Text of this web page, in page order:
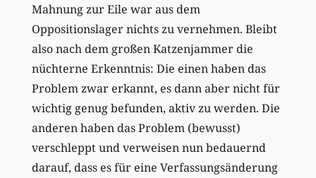
Mahnung zur Eile war aus dem
Oppositionslager nichts zu vernehmen. Bleibt
also nach dem großen Katzenjammer die
nüchterne Erkenntnis: Die einen haben das
Problem zwar erkannt, es dann aber nicht für
wichtig genug befunden, aktiv zu werden. Die
anderen haben das Problem (bewusst)
verschleppt und verweisen nun bedauernd
darauf, dass es für eine Verfassungsänderung